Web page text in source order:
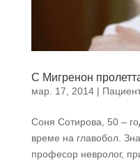
С Мигренон
мар. 17, 2014|
Соня Сотирова, 50 –
време на главобол.
професор невролог,